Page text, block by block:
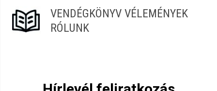
VENDÉGKÖNYV VÉLEMÉNYEK
RÓLUNK